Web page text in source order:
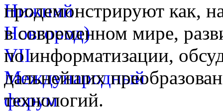
продемонстрируют как,
в современном мире,
по информатизации,
дальнейших
технологий.